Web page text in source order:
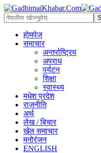
होमपेज
समाचार
अन्तर्राष्ट्रिय
अपराध
पर्यटन
शिक्षा
स्वास्थ्य
मधेश प्रदेश
राजनीति
अर्थ
लेख / बिचार
खेल समाचार
मनोरंजन
ENGLISH